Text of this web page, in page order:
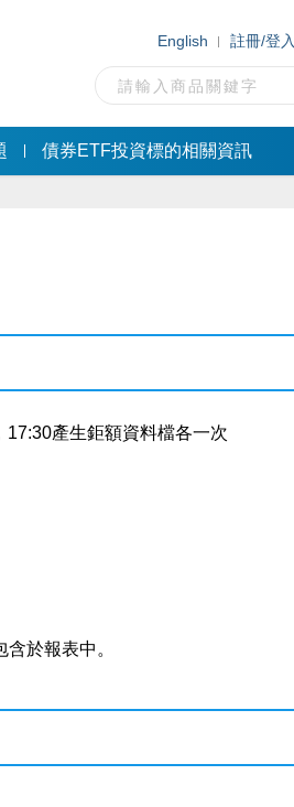
English 註冊/登入
債券ETF投資標的相關資訊
17:30產生鉅額資料檔各一次
於報表中。